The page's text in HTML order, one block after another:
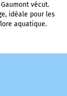
vécut.
idéale pour les
aquatique.